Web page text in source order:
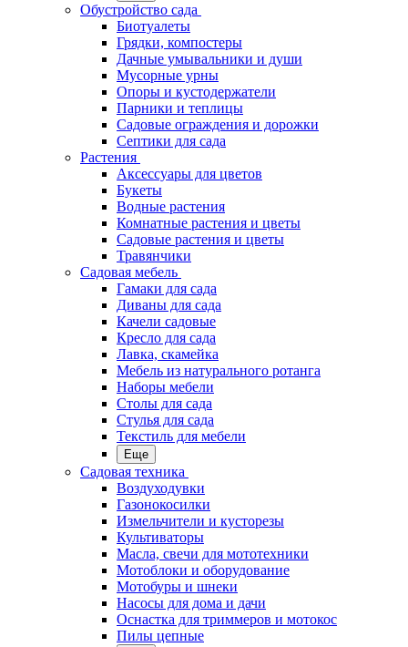
Обустройство сада
Биотуалеты
Грядки, компостеры
Дачные умывальники и души
Мусорные урны
Опоры и кустодержатели
Парники и теплицы
Садовые ограждения и дорожки
Септики для сада
Растения
Аксессуары для цветов
Букеты
Водные растения
Комнатные растения и цветы
Садовые растения и цветы
Травянчики
Садовая мебель
Гамаки для сада
Диваны для сада
Качели садовые
Кресло для сада
Лавка, скамейка
Мебель из натурального ротанга
Наборы мебели
Столы для сада
Стулья для сада
Текстиль для мебели
Еще
Садовая техника
Воздуходувки
Газонокосилки
Измельчители и кусторезы
Культиваторы
Масла, свечи для мототехники
Мотоблоки и оборудование
Мотобуры и шнеки
Насосы для дома и дачи
Оснастка для триммеров и мотокос
Пилы цепные